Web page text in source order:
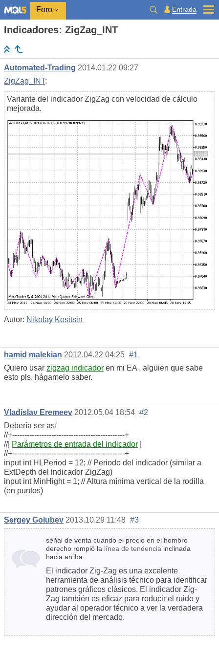
Foro Entrada
Indicadores: ZigZag_INT
Automated-Trading 2014.01.22 09:27
ZigZag_INT:
Variante del indicador ZigZag con velocidad de cálculo
mejorada.
Autor: Nikolay Kositsin
hamid malekian 2012.04.22 04:25 #1
Quiero usar zigzag indicador en mi EA , alguien que sabe
esto pls. hágamelo saber.
Vladislav Eremeev 2012.05.04 18:54 #2
Debería ser así
//+----------------------------------------------+
//| Parámetros de entrada del indicador
//+----------------------------------------------+
input int HLPeriod = 12; // Periodo del indicador (similar a
ExtDepth del indicador ZigZag)
input int MinHight = 1; // Altura mínima vertical de la rodilla
(en puntos)
Sergey Golubev 2013.10.29 11:48 #3
señal de venta cuando el precio en el hombro
derecho rompió la línea de tendencia inclinada
hacia arriba.
El indicador Zig-Zag es una excelente
herramienta de análisis técnico para identificar
patrones gráficos clásicos. El indicador Zig-
Zag también es eficaz para reducir el ruido y
ayudar al operador técnico a ver la verdadera
dirección del mercado.